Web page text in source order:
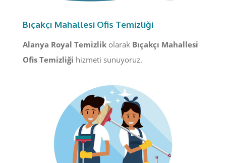
Bıçakçı Mahallesi Ofis Temizliği
Alanya Royal Temizlik olarak Bıçakçı Mahallesi
Ofis Temizliği hizmeti sunuyoruz.